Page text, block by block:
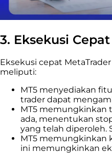
3. Eksekusi Cepat
Eksekusi cepat
meliputi:
MT5 menyediakan
trader dapat
MT5 memungkinkan
ada, menentukan
yang telah diperoleh.
MT5 memungkinkan
ini memungkinkan